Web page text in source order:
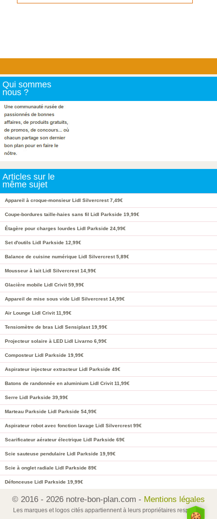
Qui sommes
nous ?
Articles sur le
même sujet
Appareil à croque-monsieur Lidl Silvercrest 7,49€
Coupe-bordures taille-haies sans fil Lidl Parkside 19,99€
Étagère pour charges lourdes Lidl Parkside 24,99€
Set d'outils Lidl Parkside 12,99€
Balance de cuisine numérique Lidl Silvercrest 5,89€
Mousseur à lait Lidl Silvercrest 14,99€
Glacière mobile Lidl Crivit 59,99€
Appareil de mise sous vide Lidl Silvercrest 14,99€
Air Lounge Lidl Crivit 11,99€
Tensiomètre de bras Lidl Sensiplast 19,99€
Projecteur solaire à LED Lidl Livarno 6,99€
Composteur Lidl Parkside 19,99€
Aspirateur injecteur extracteur Lidl Parkside 49€
Batons de randonnée en aluminium Lidl Crivit 11,99€
Serre Lidl Parkside 39,99€
Marteau Parkside Lidl Parkside 54,99€
Aspirateur robot avec fonction lavage Lidl Silvercrest 99€
Scarificateur aérateur électrique Lidl Parkside 69€
Scie sauteuse pendulaire Lidl Parkside 19,99€
Scie à onglet radiale Lidl Parkside 89€
Défonceuse Lidl Parkside 19,99€
© 2016 - 2026 notre-bon-plan.com - Mentions légales
Les marques et logos cités appartiennent à leurs propriétaires respectifs.